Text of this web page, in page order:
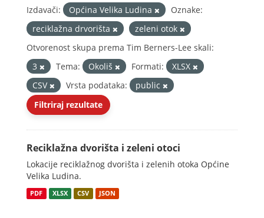
Izdavači: Općina Velika Ludina
Oznake:
reciklažna drvorišta
zeleni otok
Otvorenost skupa prema Tim Berners-Lee skali:
3
Tema: Okoliš Formati:
XLSX
CSV
Vrsta podataka:
public
Filtriraj rezultate
Reciklažna dvorišta i zeleni otoci
Lokacije reciklažnog dvorišta i zelenih otoka Općine
Velika Ludina.
PDF XLSX CSV JSON